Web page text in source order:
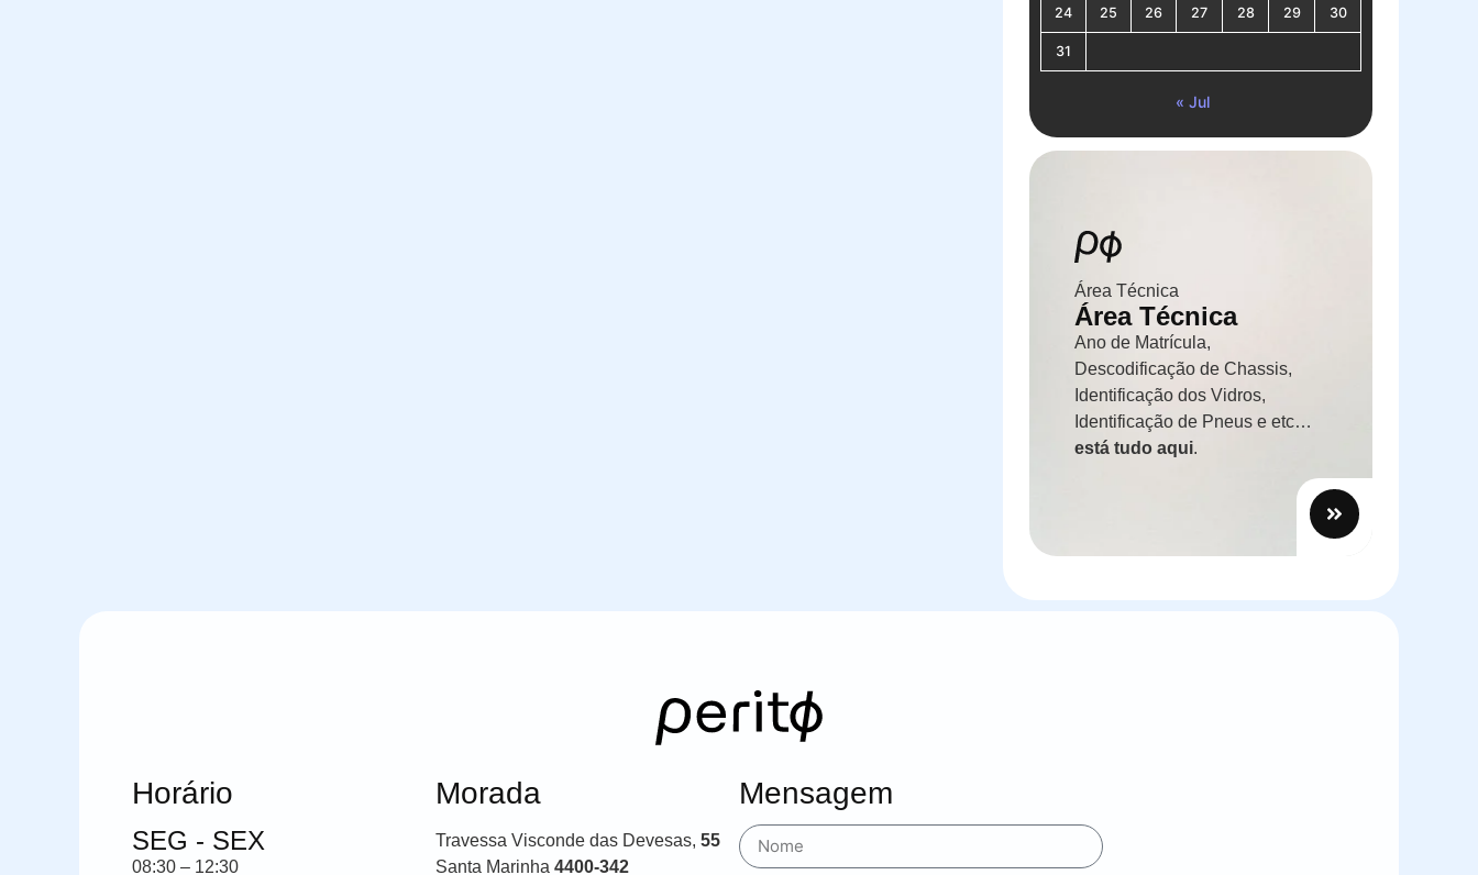
24 25 26 27 28 29 30
31
« Jul
Área Técnica
Área Técnica
Ano de Matrícula,
Descodificação de Chassis,
Identificação dos Vidros,
Identificação de Pneus e etc…
está tudo aqui.
Horário
SEG - SEX
08:30 – 12:30
Morada
Travessa Visconde das Devesas, 55
Santa Marinha 4400-342
Mensagem